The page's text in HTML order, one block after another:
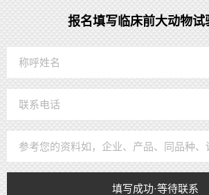
报名填写临床前大动物试
填写成功·等待联系